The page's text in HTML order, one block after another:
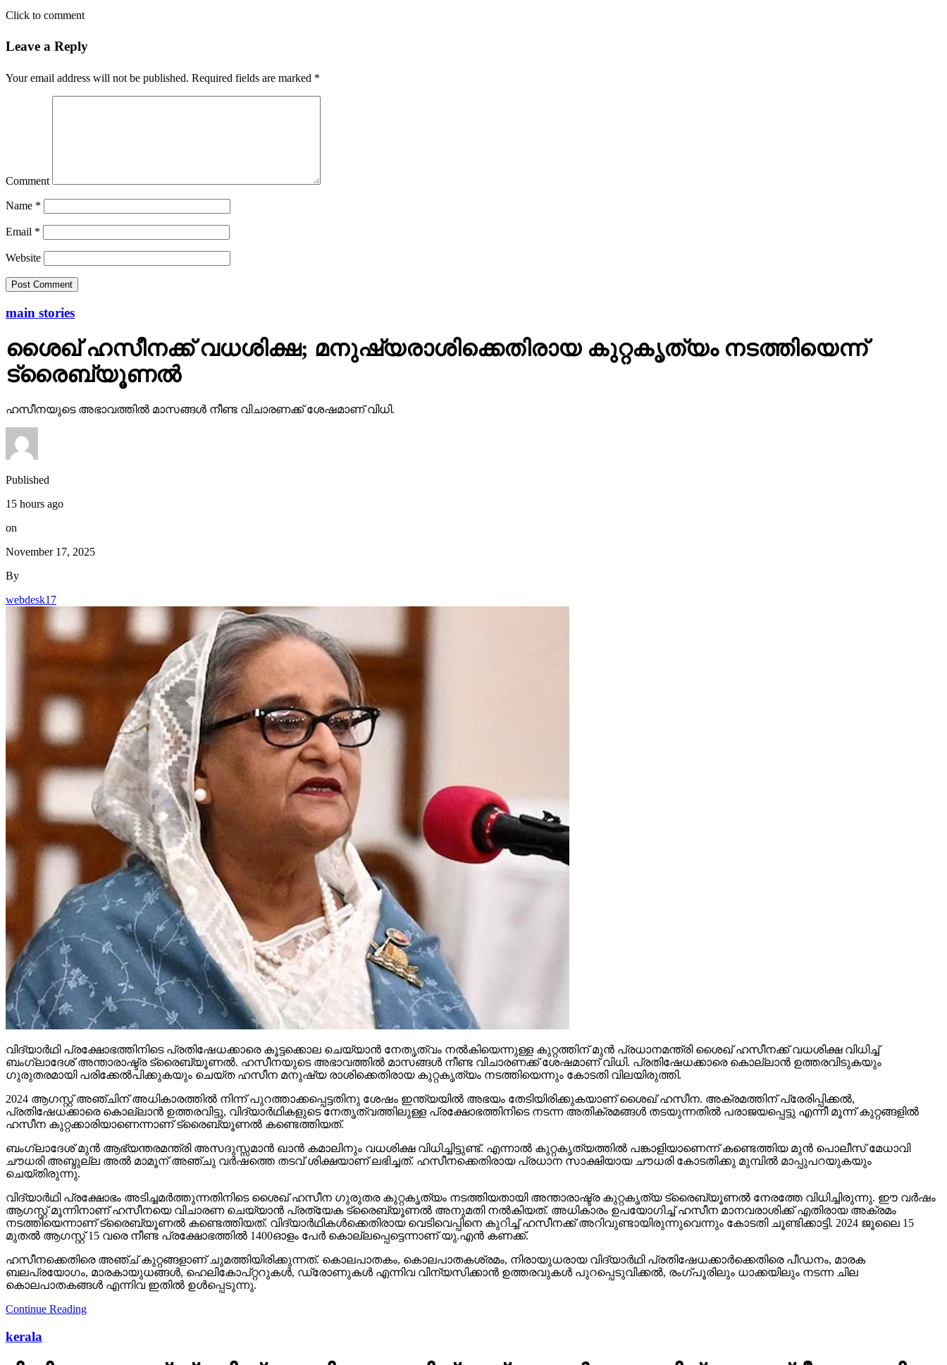
Click to comment
Leave a Reply
Your email address will not be published. Required fields are marked *
Comment
Name *
Email *
Website
main stories
ശൈഖ് ഹസീനക്ക് വധശിക്ഷ; മനുഷ്യരാശിക്കെതിരായ കുറ്റകൃത്യം നടത്തിയെന്ന്
ട്രൈബ്യൂണല്‍
ഹസീനയുടെ അഭാവത്തില്‍ മാസങ്ങള്‍ നീണ്ട വിചാരണക്ക് ശേഷമാണ് വിധി.
Published
15 hours ago
on
November 17, 2025
By
webdesk17
വിദ്യാര്‍ഥി പ്രക്ഷോഭത്തിനിടെ പ്രതിഷേധക്കാരെ കൂട്ടക്കൊല ചെയ്യാന്‍ നേതൃത്വം നല്‍കിയെന്നുള്ള കുറ്റത്തിന് മുന്‍ പ്രധാനമന്ത്രി ശൈഖ് ഹസീനക്ക് വധശിക്ഷ വിധിച്ച്
ബംഗ്ലാദേശ് അന്താരാഷ്ട്ര ട്രൈബ്യൂണല്‍. ഹസീനയുടെ അഭാവത്തില്‍ മാസങ്ങള്‍ നീണ്ട വിചാരണക്ക് ശേഷമാണ് വിധി. പ്രതിഷേധക്കാരെ കൊല്ലാന്‍ ഉത്തരവിടുകയും
ഗുരുതരമായി പരിക്കേല്‍പിക്കുകയും ചെയ്ത ഹസീന മനുഷ്യ രാശിക്കെതിരായ കുറ്റകൃത്യം നടത്തിയെന്നും കോടതി വിലയിരുത്തി.
2024 ആഗസ്റ്റ് അഞ്ചിന് അധികാരത്തില്‍ നിന്ന് പുറത്താക്കപ്പെട്ടതിനു ശേഷം ഇന്ത്യയില്‍ അഭയം തേടിയിരിക്കുകയാണ് ശൈഖ് ഹസീന. അക്രമത്തിന് പ്രേരിപ്പിക്കല്‍,
പ്രതിഷേധക്കാരെ കൊല്ലാന്‍ ഉത്തരവിട്ടു, വിദ്യാര്‍ഥികളുടെ നേതൃത്വത്തിലുള്ള പ്രക്ഷോഭത്തിനിടെ നടന്ന അതിക്രമങ്ങള്‍ തടയുന്നതില്‍ പരാജയപ്പെട്ടു എന്നീ മൂന്ന് കുറ്റങ്ങളില്‍
ഹസീന കുറ്റക്കാരിയാണെന്നാണ് ട്രൈബ്യൂണല്‍ കണ്ടെത്തിയത്.
ബംഗ്ലാദേശ് മുന്‍ ആഭ്യന്തരമന്ത്രി അസദുസ്സമാന്‍ ഖാന്‍ കമാലിനും വധശിക്ഷ വിധിച്ചിട്ടുണ്ട്. എന്നാല്‍ കുറ്റകൃത്യത്തില്‍ പങ്കാളിയാണെന്ന് കണ്ടെത്തിയ മുന്‍ പൊലീസ് മേധാവി
ചൗധരി അബ്ദുല്ല അല്‍ മാമൂന് അഞ്ചു വര്‍ഷത്തെ തടവ് ശിക്ഷയാണ് ലഭിച്ചത്. ഹസീനക്കെതിരായ പ്രധാന സാക്ഷിയായ ചൗധരി കോടതിക്കു മുമ്പില്‍ മാപ്പുപറയുകയും
ചെയ്തിരുന്നു.
വിദ്യാര്‍ഥി പ്രക്ഷോഭം അടിച്ചമര്‍ത്തുന്നതിനിടെ ശൈഖ് ഹസീന ഗുരുതര കുറ്റകൃത്യം നടത്തിയതായി അന്താരാഷ്ട്ര കുറ്റകൃത്യ ട്രൈബ്യൂണല്‍ നേരത്തേ വിധിച്ചിരുന്നു. ഈ വര്‍ഷം
ആഗസ്റ്റ് മൂന്നിനാണ് ഹസീനയെ വിചാരണ ചെയ്യാന്‍ പ്രത്യേക ട്രൈബ്യൂണല്‍ അനുമതി നല്‍കിയത്. അധികാരം ഉപയോഗിച്ച് ഹസീന മാനവരാശിക്ക് എതിരായ അക്രമം
നടത്തിയെന്നാണ് ട്രൈബ്യൂണല്‍ കണ്ടെത്തിയത്. വിദ്യാര്‍ഥികള്‍ക്കെതിരായ വെടിവെപ്പിനെ കുറിച്ച് ഹസീനക്ക് അറിവുണ്ടായിരുന്നുവെന്നും കോടതി ചൂണ്ടിക്കാട്ടി. 2024 ജൂലൈ 15
മുതല്‍ ആഗസ്റ്റ് 15 വരെ നീണ്ട പ്രക്ഷോഭത്തില്‍ 1400ഓളം പേര്‍ കൊല്ലപ്പെട്ടെന്നാണ് യു.എന്‍ കണക്ക്.
ഹസീനക്കെതിരെ അഞ്ച് കുറ്റങ്ങളാണ് ചുമത്തിയിരിക്കുന്നത്. കൊലപാതകം, കൊലപാതകശ്രമം, നിരായുധരായ വിദ്യാര്‍ഥി പ്രതിഷേധക്കാര്‍ക്കെതിരെ പീഡനം, മാരക
ബലപ്രയോഗം, മാരകായുധങ്ങള്‍, ഹെലികോപ്റ്ററുകള്‍, ഡ്രോണുകള്‍ എന്നിവ വിന്യസിക്കാന്‍ ഉത്തരവുകള്‍ പുറപ്പെടുവിക്കല്‍, രംഗ്പൂരിലും ധാക്കയിലും നടന്ന ചില
കൊലപാതകങ്ങള്‍ എന്നിവ ഇതില്‍ ഉള്‍പ്പെടുന്നു.
Continue Reading
kerala